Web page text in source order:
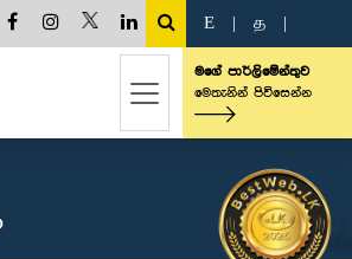
E த
මගේ පාර්ලිමේන්තුව
මෙතැනින් පිවිසෙන්න